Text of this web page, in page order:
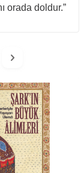
orada doldur.”